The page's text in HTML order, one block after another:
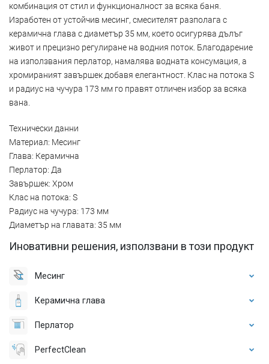
комбинация от стил и функционалност за всяка баня.
Изработен от устойчив месинг, смесителят разполага с
керамична глава с диаметър 35 мм, което осигурява дълъг
живот и прецизно регулиране на водния поток. Благодарение
на използвания перлатор, намалява водната консумация, а
хромираният завършек добавя елегантност. Клас на потока S
и радиус на чучура 173 мм го правят отличен избор за всяка
вана.
Технически данни
Материал: Месинг
Глава: Керамична
Перлатор: Да
Завършек: Хром
Клас на потока: S
Радиус на чучура: 173 мм
Диаметър на главата: 35 мм
Иновативни решения, използвани в този продукт
Месинг
Керамична глава
Перлатор
PerfectClean